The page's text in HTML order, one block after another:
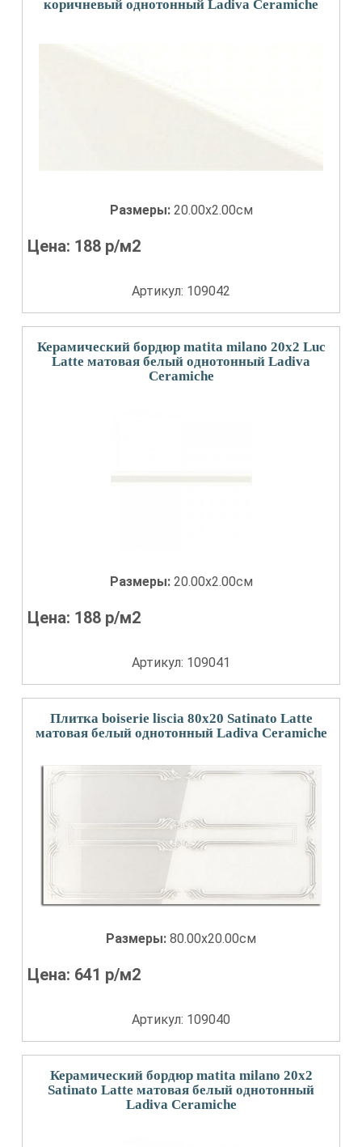
коричневый однотонный Ladiva Сeramiche
Размеры: 20.00x2.00см
Цена: 188 р/м2
Артикул: 109042
Керамический бордюр matita milano 20x2 Luc
Latte матовая белый однотонный Ladiva
Сeramiche
Размеры: 20.00x2.00см
Цена: 188 р/м2
Артикул: 109041
Плитка boiserie liscia 80x20 Satinato Latte
матовая белый однотонный Ladiva Сeramiche
Размеры: 80.00x20.00см
Цена: 641 р/м2
Артикул: 109040
Керамический бордюр matita milano 20x2
Satinato Latte матовая белый однотонный
Ladiva Сeramiche